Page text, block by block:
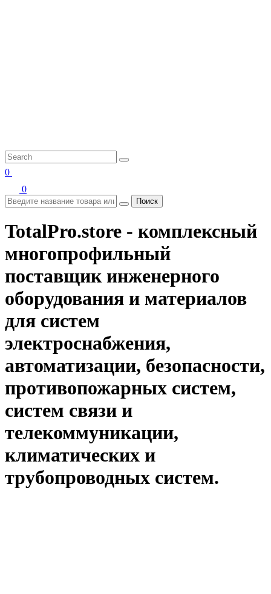
0
0
Поиск
TotalPro.store - комплексный
многопрофильный
поставщик инженерного
оборудования и материалов
для систем
электроснабжения,
автоматизации, безопасности,
противопожарных систем,
систем связи и
телекоммуникации,
климатических и
трубопроводных систем.